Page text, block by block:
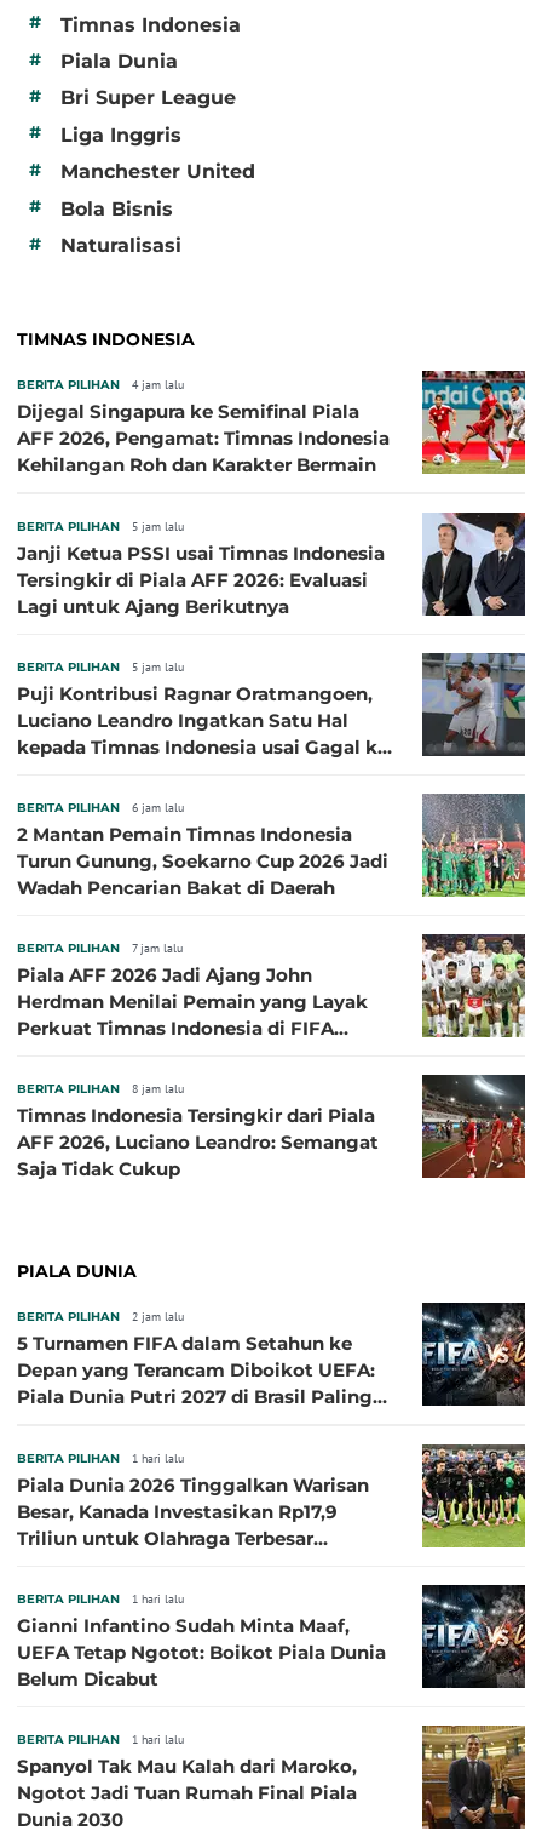
#
Timnas Indonesia
# Piala Dunia
# Bri Super League
# Liga Inggris
# Manchester United
# Bola Bisnis
# Naturalisasi
TIMNAS INDONESIA
BERITA PILIHAN 4 jam lalu
Dijegal Singapura ke Semifinal Piala
AFF 2026, Pengamat: Timnas Indonesia
Kehilangan Roh dan Karakter Bermain
BERITA PILIHAN 5 jam lalu
Janji Ketua PSSI usai Timnas Indonesia
Tersingkir di Piala AFF 2026: Evaluasi
Lagi untuk Ajang Berikutnya
BERITA PILIHAN 5 jam lalu
Puji Kontribusi Ragnar Oratmangoen,
Luciano Leandro Ingatkan Satu Hal
kepada Timnas Indonesia usai Gagal ke
BERITA PILIHAN 6 jam lalu
2 Mantan Pemain Timnas Indonesia
Turun Gunung, Soekarno Cup 2026 Jadi
Wadah Pencarian Bakat di Daerah
BERITA PILIHAN 7 jam lalu
Piala AFF 2026 Jadi Ajang John
Herdman Menilai Pemain yang Layak
Perkuat Timnas Indonesia di FIFA
BERITA PILIHAN 8 jam lalu
Timnas Indonesia Tersingkir dari Piala
AFF 2026, Luciano Leandro: Semangat
Saja Tidak Cukup
PIALA DUNIA
BERITA PILIHAN 2 jam lalu
5 Turnamen FIFA dalam Setahun ke
Depan yang Terancam Diboikot UEFA:
Piala Dunia Putri 2027 di Brasil Paling
BERITA PILIHAN 1 hari lalu
Piala Dunia 2026 Tinggalkan Warisan
Besar, Kanada Investasikan Rp17,9
Triliun untuk Olahraga Terbesar
BERITA PILIHAN 1 hari lalu
Gianni Infantino Sudah Minta Maaf,
UEFA Tetap Ngotot: Boikot Piala Dunia
Belum Dicabut
BERITA PILIHAN 1 hari lalu
Spanyol Tak Mau Kalah dari Maroko,
Ngotot Jadi Tuan Rumah Final Piala
Dunia 2030